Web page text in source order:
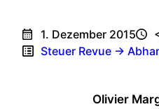
Steuer Revue →
1. Dezember 2015
Olivier